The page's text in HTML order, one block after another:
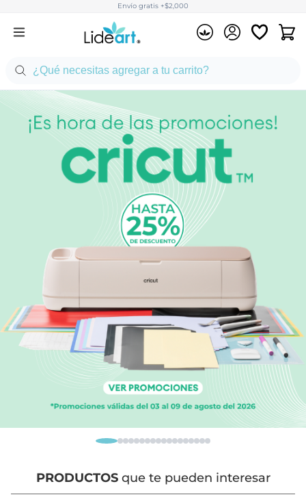
Envío gratis +$2,000
PRODUCTOSque te pueden interesar